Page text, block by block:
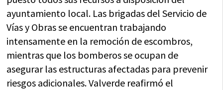
ayuntamiento local. Las brigadas del Servicio de
Vías y Obras se encuentran trabajando
intensamente en la remoción de escombros,
mientras que los bomberos se ocupan de
asegurar las estructuras afectadas para prevenir
riesgos adicionales. Valverde reafirmó el